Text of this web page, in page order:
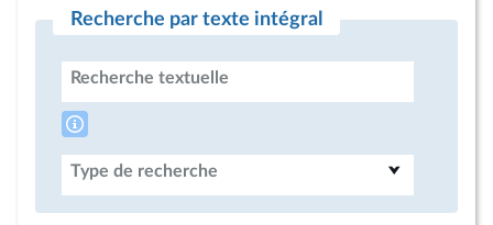
Recherche par texte intégral
Recherche textuelle
Type de recherche